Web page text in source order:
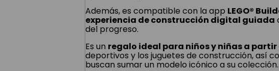
Además, es compatible con la app LEGO®
experiencia de construcción digital guiada
del progreso.
Es un regalo ideal para niños y niñas a partir
deportivos y los juguetes de construcción, así
buscan sumar un modelo icónico a su colección.